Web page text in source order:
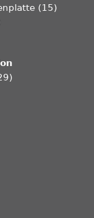
(15)